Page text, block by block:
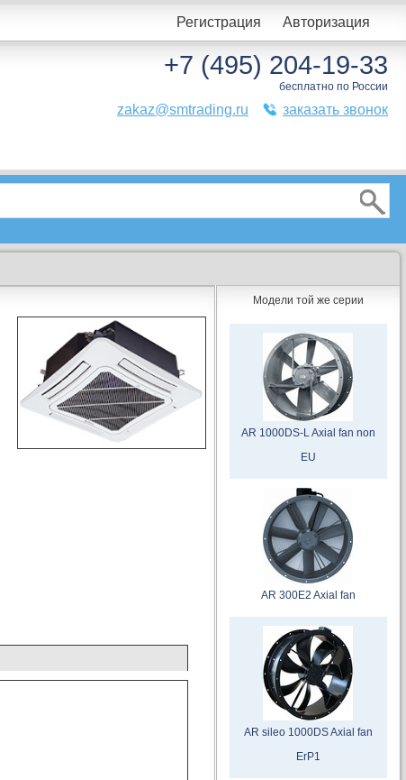
Регистрация Авторизация
+7 (495) 204-19-33
бесплатно по России
zakaz@smtrading.ru заказать звонок
Модели той же серии
AR 1000DS-L Axial fan non
EU
AR 300E2 Axial fan
AR sileo 1000DS Axial fan
ErP1